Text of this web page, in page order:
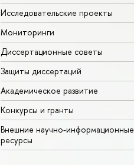
Исследовательские проекты
Мониторинги
Диссертационные советы
Защиты диссертаций
Академическое развитие
Конкурсы и гранты
Внешние научно-информационные
ресурсы